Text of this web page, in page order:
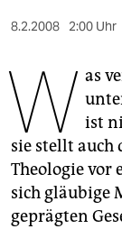
nord
wahrheit
verlag
verlag
veranstaltungen
shop
8.2.2008 2:00 Uhr
W as
ist
sie stellt
Theologie vor
sich gläubige
geprägten